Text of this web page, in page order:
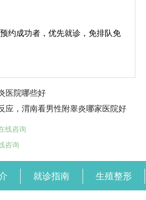
约成功者，优先就诊，免排队免
医院哪些好
应，渭南看男性附睾炎哪家医院好
线咨询
咨询
就诊指南 生殖整形